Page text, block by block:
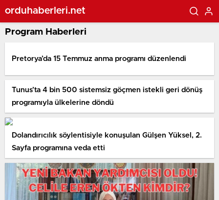
orduhaberleri.net
Program Haberleri
Pretorya’da 15 Temmuz anma programı düzenlendi
Tunus’ta 4 bin 500 sistemsiz göçmen istekli geri dönüş
programıyla ülkelerine döndü
Dolandırıcılık söylentisiyle konuşulan Gülşen Yüksel, 2.
Sayfa programına veda etti